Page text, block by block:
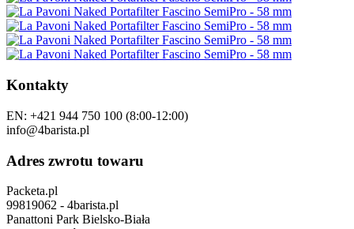
Kontakty
EN: +421 944 750 100 (8:00-12:00)
info@4barista.pl
Adres zwrotu towaru
Packeta.pl
99819062 - 4barista.pl
Panattoni Park Bielsko-Biała